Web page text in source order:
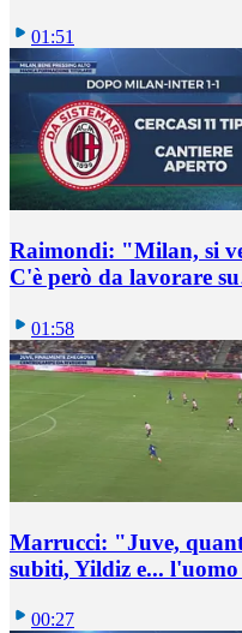
01:51
Raimondi: "Milan, si
C'è però da lavorare
01:58
Marrucci: "Juve,
subiti, Yildiz e...
00:27